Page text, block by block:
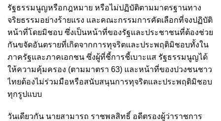
รัฐธรรมนูญหรือกฎหมาย หรือไม่ปฏิบัติตามมาตรฐานทาง
จริยธรรมอย่างร้ายแรง และคณะกรรมการคัดเลือกที่จงปฏิบัติ
หน้าที่โดยมิชอบ ซึ่งเป็นหน้าที่ของรัฐและประชาชนที่ต้องช่วย
กันขจัดอันตรายที่เกิดจากการทุจริตและประพฤติมิชอบทั้งใน
ภาครัฐและภาคเอกชน ซึ่งผู้ที่ชี้การชี้เบาะแส รัฐธรรมนูญได้
ให้ความคุ้มครอง (ตามมาตรา 63) และหน้าที่ของปวงชนชาว
ไทยต้องไม่ร่วมมือหรือสนับสนุนการทุจริตและประพฤติมิชอบ
ทุกรูปแบบ
วันเดียวกัน นายสามารถ ราชพลสิทธิ์ อดีตรองผู้ว่าราชการ